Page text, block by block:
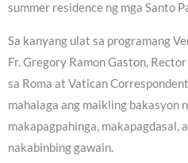
summer residence ng mga Santo
Sa kanyang ulat sa programang
Fr. Gregory Ramon Gaston,
sa Roma at Vatican
mahalaga ang maikling bakasyon
makapagpahinga, makapagdasal,
nakabinbing gawain.